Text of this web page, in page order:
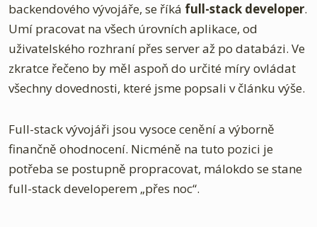
backendového vývojáře, se říká full-stack developer.
Umí pracovat na všech úrovních aplikace, od
uživatelského rozhraní přes server až po databázi. Ve
zkratce řečeno by měl aspoň do určité míry ovládat
všechny dovednosti, které jsme popsali v článku výše.
Full-stack vývojáři jsou vysoce cenění a výborně
finančně ohodnocení. Nicméně na tuto pozici je
potřeba se postupně propracovat, málokdo se stane
full-stack developerem „přes noc“.